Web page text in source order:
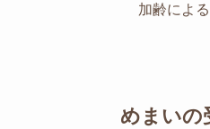
加齢による
めまいの